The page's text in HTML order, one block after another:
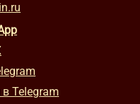
Telegram